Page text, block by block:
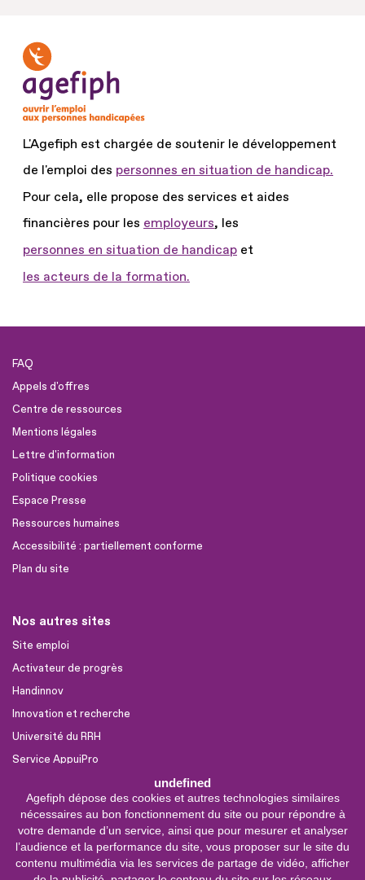
undefined
Agefiph dépose des cookies et autres technologies similaires
nécessaires au bon fonctionnement du site ou pour répondre à
votre demande d’un service, ainsi que pour mesurer et analyser
l’audience et la performance du site, vous proposer sur le site du
contenu multimédia via les services de partage de vidéo, afficher
L'Agefiph est chargée de soutenir le développement
de l'emploi des personnes en situation de handicap.
Pour cela, elle propose des services et aides
financières pour les employeurs, les
personnes en situation de handicap et
les acteurs de la formation.
FAQ
Appels d'offres
Centre de ressources
Mentions légales
Lettre d'information
Politique cookies
Espace Presse
Ressources humaines
Accessibilité : partiellement conforme
Plan du site
Nos autres sites
Site emploi
Activateur de progrès
Handinnov
Innovation et recherche
Université du RRH
Service AppuiPro
Nous suivre
Youtube
Linkedin